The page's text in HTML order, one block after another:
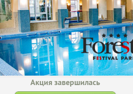
Акция завершилась